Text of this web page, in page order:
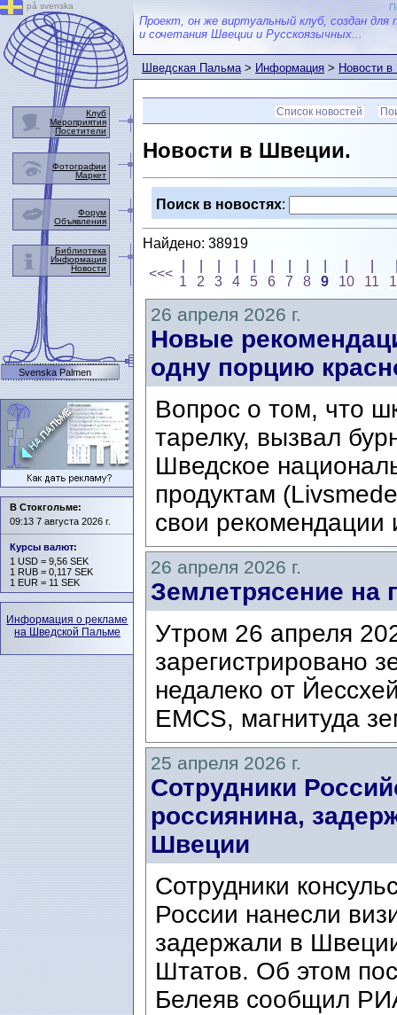
Проект, он же виртуальный клуб, создан для
и сочетания Швеции и Русскоязычных...
Шведская Пальма>Информация>Новости
Список новостей
Новости в Швеции.
Поиск в новостях:
Найдено: 38919
<<<
1
2
3
4
5
6
7
8
9
10
11
26 апреля 2026 г.
Новые
одну порцию
Вопрос о том, что
тарелку, вызвал
Шведское
продуктам
свои
26 апреля 2026 г.
Землетрясение на
Утром 26 апреля
зарегистрировано
недалеко от
EMCS, магнитуда
25 апреля 2026 г.
Сотрудники
россиянина,
Швеции
Сотрудники
России нанесли
задержали в
Штатов. Об этом
Белеяв сообщил
på svenska
Клуб
Мероприятия
Посетители
Фотографии
Маркет
Форум
Объявления
Библиотека
Информация
Новости
Svenska Palmen
В Стокгольме:
09:13 7 августа 2026 г.
Курсы валют:
1 USD = 9,56 SEK
1 RUB = 0,117 SEK
1 EUR = 11 SEK
Информация о рекламе
на Шведской Пальме